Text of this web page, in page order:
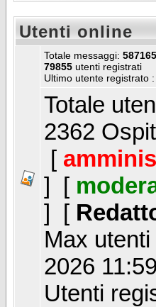
Utenti online
Totale messaggi:
79855 utenti registrati
Ultimo utente registrato :
Totale
2362
[
] [
] [
Max
2026
Utenti